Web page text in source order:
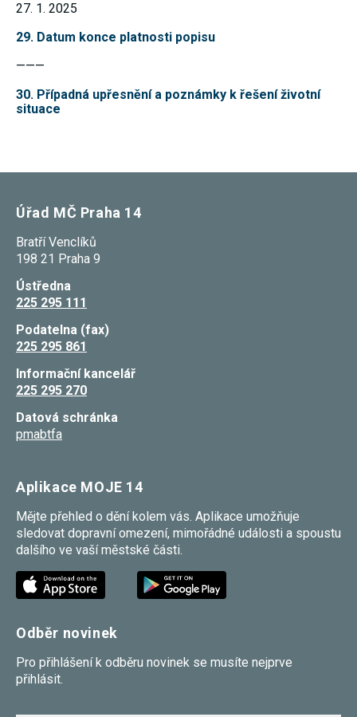
27. 1. 2025
29. Datum konce platnosti popisu
———
30. Případná upřesnění a poznámky k řešení životní
situace
Úřad MČ Praha 14
Bratří Venclíků
198 21 Praha 9
Ústředna
225 295 111
Podatelna (fax)
225 295 861
Informační kancelář
225 295 270
Datová schránka
pmabtfa
Aplikace MOJE 14
Mějte přehled o dění kolem vás. Aplikace umožňuje
sledovat dopravní omezení, mimořádné události a spoustu
dalšího ve vaší městské části.
Odběr novinek
Pro přihlášení k odběru novinek se musíte nejprve
přihlásit.